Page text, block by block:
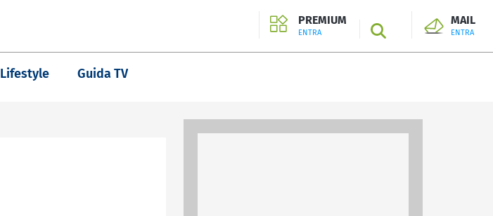
PREMIUM
ENTRA SEARCH
MAIL
ENTRA
Lifestyle Guida TV